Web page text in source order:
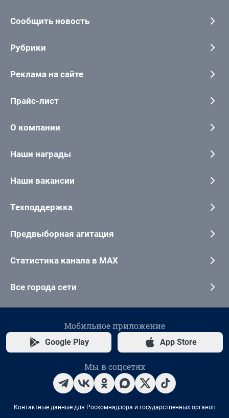
Сообщить новость
Рубрики
Реклама на сайте
Прайс-лист
О компании
Наши награды
Наши вакансии
Техподдержка
Предвыборная агитация
Статистика канала в MAX
Все города сети
Мобильное приложение
Google Play App Store
Мы в соцсетях
Контактные данные для Роскомнадзора и государственных органов